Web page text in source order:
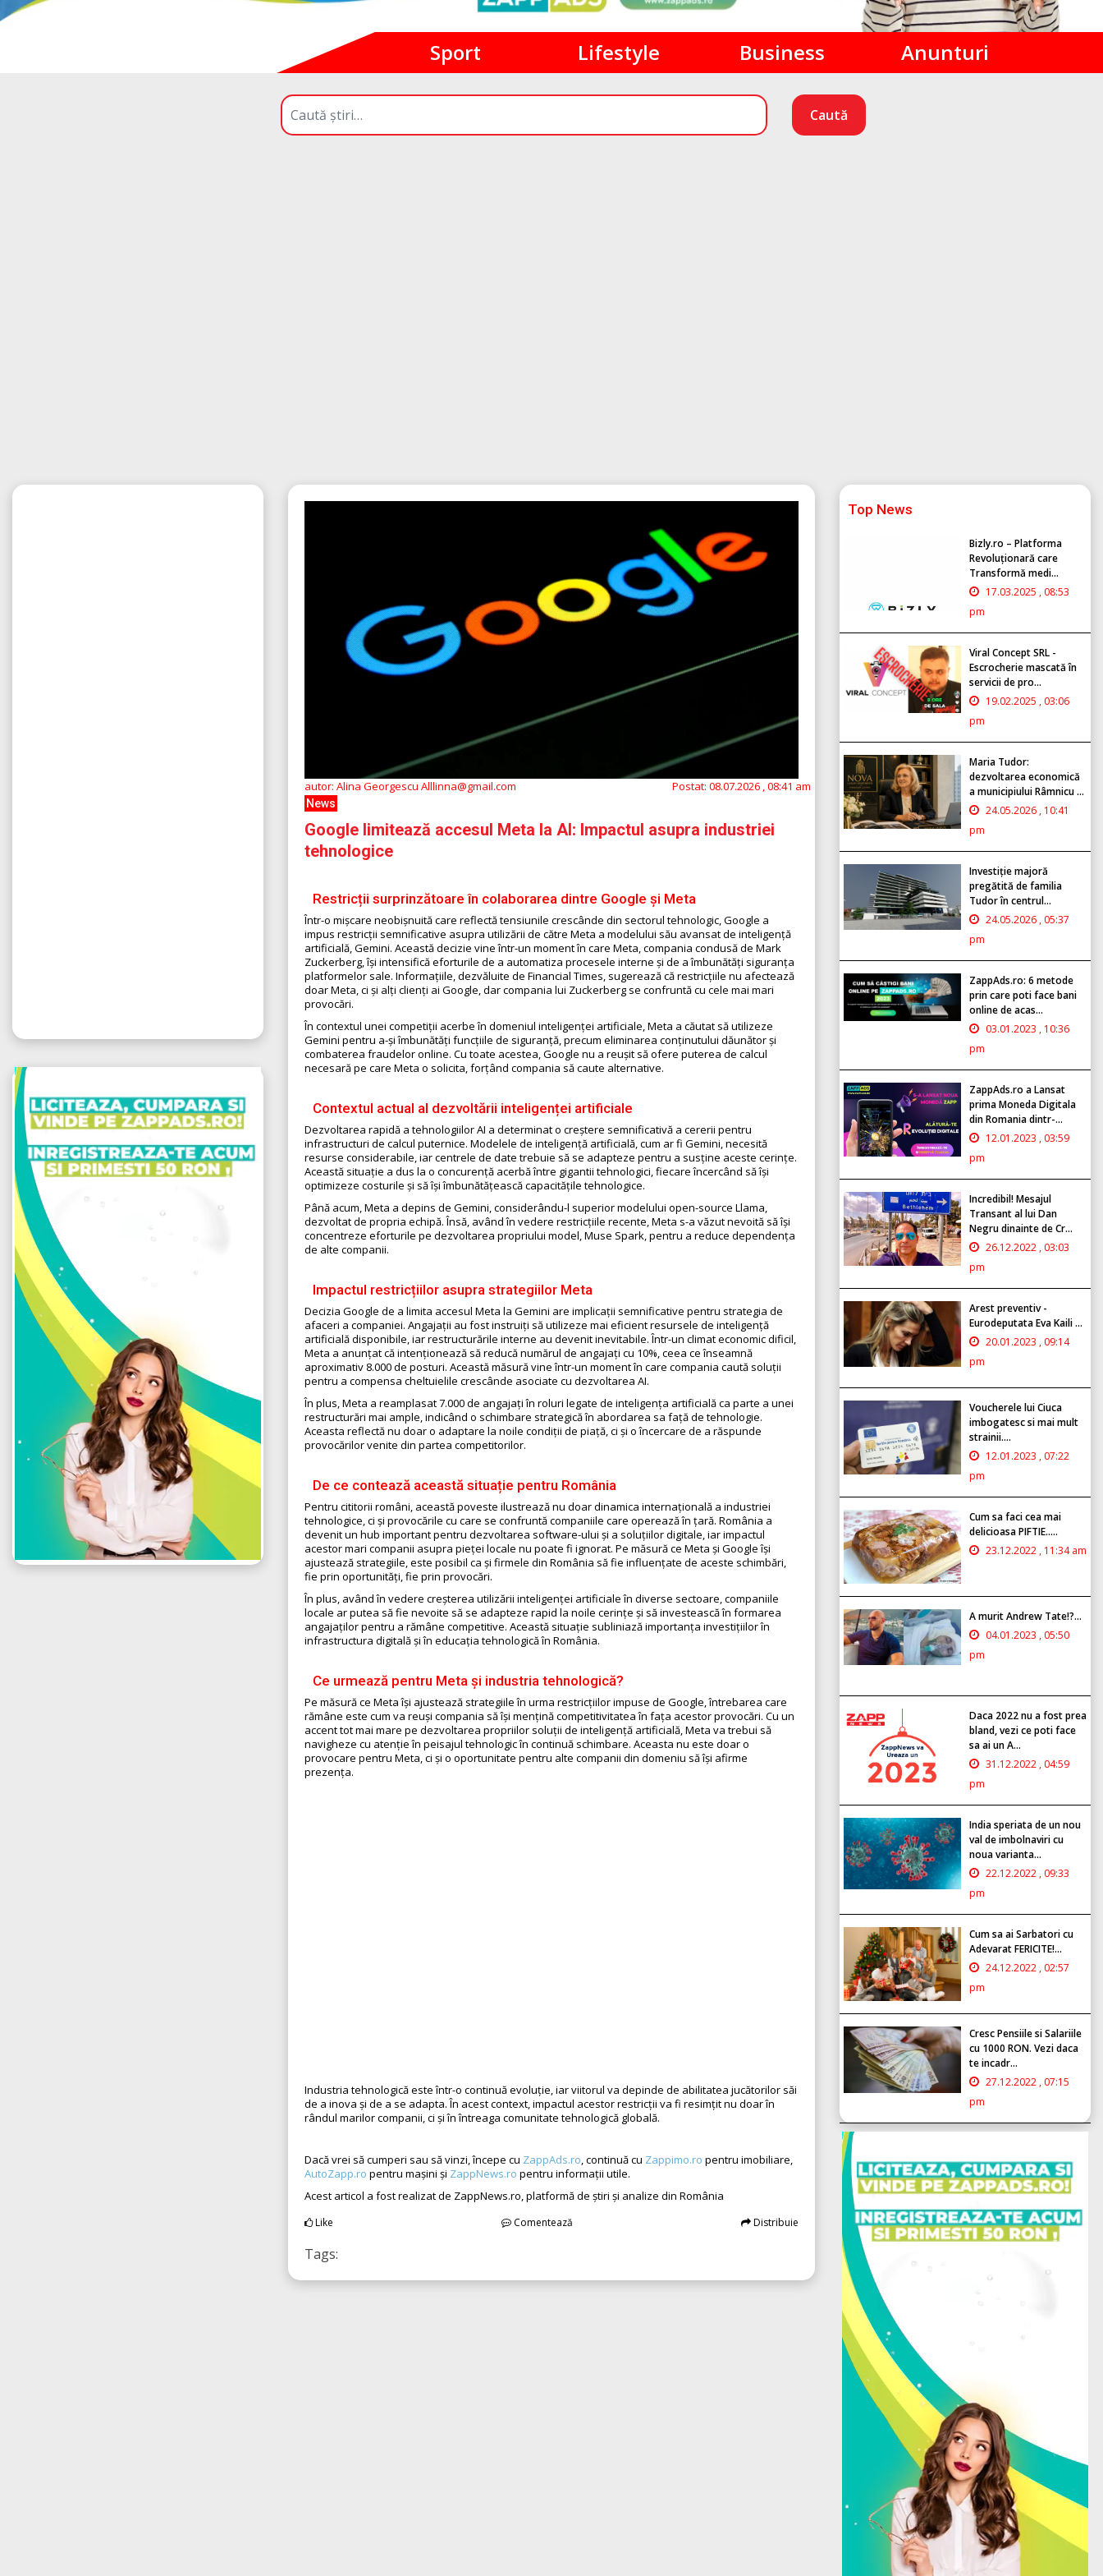
Sport Lifestyle Business Anunturi
Caută
autor: Alina Georgescu Alllinna@gmail.com Postat: 08.07.2026 , 08:41 am
News
Google limitează accesul Meta la AI: Impactul asupra industriei
tehnologice
Restricții surprinzătoare în colaborarea dintre Google și Meta
Într-o mișcare neobișnuită care reflectă tensiunile crescânde din sectorul tehnologic, Google a
impus restricții semnificative asupra utilizării de către Meta a modelului său avansat de inteligență
artificială, Gemini. Această decizie vine într-un moment în care Meta, compania condusă de Mark
Zuckerberg, își intensifică eforturile de a automatiza procesele interne și de a îmbunătăți siguranța
platformelor sale. Informațiile, dezvăluite de Financial Times, sugerează că restricțiile nu afectează
doar Meta, ci și alți clienți ai Google, dar compania lui Zuckerberg se confruntă cu cele mai mari
provocări.
În contextul unei competiții acerbe în domeniul inteligenței artificiale, Meta a căutat să utilizeze
Gemini pentru a-și îmbunătăți funcțiile de siguranță, precum eliminarea conținutului dăunător și
combaterea fraudelor online. Cu toate acestea, Google nu a reușit să ofere puterea de calcul
necesară pe care Meta o solicita, forțând compania să caute alternative.
Contextul actual al dezvoltării inteligenței artificiale
Dezvoltarea rapidă a tehnologiilor AI a determinat o creștere semnificativă a cererii pentru
infrastructuri de calcul puternice. Modelele de inteligență artificială, cum ar fi Gemini, necesită
resurse considerabile, iar centrele de date trebuie să se adapteze pentru a susține aceste cerințe.
Această situație a dus la o concurență acerbă între gigantii tehnologici, fiecare încercând să își
optimizeze costurile și să își îmbunătățească capacitățile tehnologice.
Până acum, Meta a depins de Gemini, considerându-l superior modelului open-source Llama,
dezvoltat de propria echipă. Însă, având în vedere restricțiile recente, Meta s-a văzut nevoită să își
concentreze eforturile pe dezvoltarea propriului model, Muse Spark, pentru a reduce dependența
de alte companii.
Impactul restricțiilor asupra strategiilor Meta
Decizia Google de a limita accesul Meta la Gemini are implicații semnificative pentru strategia de
afaceri a companiei. Angajații au fost instruiți să utilizeze mai eficient resursele de inteligență
artificială disponibile, iar restructurările interne au devenit inevitabile. Într-un climat economic dificil,
Meta a anunțat că intenționează să reducă numărul de angajați cu 10%, ceea ce înseamnă
aproximativ 8.000 de posturi. Această măsură vine într-un moment în care compania caută soluții
pentru a compensa cheltuielile crescânde asociate cu dezvoltarea AI.
În plus, Meta a reamplasat 7.000 de angajați în roluri legate de inteligența artificială ca parte a unei
restructurări mai ample, indicând o schimbare strategică în abordarea sa față de tehnologie.
Aceasta reflectă nu doar o adaptare la noile condiții de piață, ci și o încercare de a răspunde
provocărilor venite din partea competitorilor.
De ce contează această situație pentru România
Pentru cititorii români, această poveste ilustrează nu doar dinamica internațională a industriei
tehnologice, ci și provocările cu care se confruntă companiile care operează în țară. România a
devenit un hub important pentru dezvoltarea software-ului și a soluțiilor digitale, iar impactul
acestor mari companii asupra pieței locale nu poate fi ignorat. Pe măsură ce Meta și Google își
ajustează strategiile, este posibil ca și firmele din România să fie influențate de aceste schimbări,
fie prin oportunități, fie prin provocări.
În plus, având în vedere creșterea utilizării inteligenței artificiale în diverse sectoare, companiile
locale ar putea să fie nevoite să se adapteze rapid la noile cerințe și să investească în formarea
angajaților pentru a rămâne competitive. Această situație subliniază importanța investițiilor în
infrastructura digitală și în educația tehnologică în România.
Ce urmează pentru Meta și industria tehnologică?
Pe măsură ce Meta își ajustează strategiile în urma restricțiilor impuse de Google, întrebarea care
rămâne este cum va reuși compania să își mențină competitivitatea în fața acestor provocări. Cu un
accent tot mai mare pe dezvoltarea propriilor soluții de inteligență artificială, Meta va trebui să
navigheze cu atenție în peisajul tehnologic în continuă schimbare. Aceasta nu este doar o
provocare pentru Meta, ci și o oportunitate pentru alte companii din domeniu să își afirme
prezența.
Industria tehnologică este într-o continuă evoluție, iar viitorul va depinde de abilitatea jucătorilor săi
de a inova și de a se adapta. În acest context, impactul acestor restricții va fi resimțit nu doar în
rândul marilor companii, ci și în întreaga comunitate tehnologică globală.
Dacă vrei să cumperi sau să vinzi, începe cu ZappAds.ro, continuă cu Zappimo.ro pentru imobiliare,
AutoZapp.ro pentru mașini și ZappNews.ro pentru informații utile.
Acest articol a fost realizat de ZappNews.ro, platformă de știri și analize din România
Like Comentează Distribuie
Tags:
Top News
Bizly.ro – Platforma
Revoluționară care
Transformă medi...
17.03.2025 , 08:53
pm
Viral Concept SRL -
Escrocherie mascată în
servicii de pro...
19.02.2025 , 03:06
pm
Maria Tudor:
dezvoltarea economică
a municipiului Râmnicu ...
24.05.2026 , 10:41
pm
Investiție majoră
pregătită de familia
Tudor în centrul...
24.05.2026 , 05:37
pm
ZappAds.ro: 6 metode
prin care poti face bani
online de acas...
03.01.2023 , 10:36
pm
ZappAds.ro a Lansat
prima Moneda Digitala
din Romania dintr-...
12.01.2023 , 03:59
pm
Incredibil! Mesajul
Transant al lui Dan
Negru dinainte de Cr...
26.12.2022 , 03:03
pm
Arest preventiv -
Eurodeputata Eva Kaili ...
20.01.2023 , 09:14
pm
Voucherele lui Ciuca
imbogatesc si mai mult
strainii....
12.01.2023 , 07:22
pm
Cum sa faci cea mai
delicioasa PIFTIE.....
23.12.2022 , 11:34 am
A murit Andrew Tate!?...
04.01.2023 , 05:50
pm
Daca 2022 nu a fost prea
bland, vezi ce poti face
sa ai un A...
31.12.2022 , 04:59
pm
India speriata de un nou
val de imbolnaviri cu
noua varianta...
22.12.2022 , 09:33
pm
Cum sa ai Sarbatori cu
Adevarat FERICITE!...
24.12.2022 , 02:57
pm
Cresc Pensiile si Salariile
cu 1000 RON. Vezi daca
te incadr...
27.12.2022 , 07:15
pm